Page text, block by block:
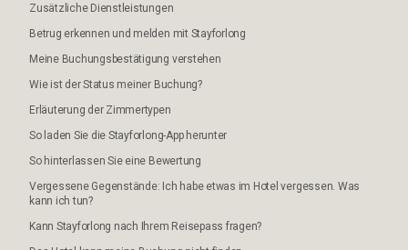
Zusätzliche Dienstleistungen
Betrug erkennen und melden mit Stayforlong
Meine Buchungsbestätigung verstehen
Wie ist der Status meiner Buchung?
Erläuterung der Zimmertypen
So laden Sie die Stayforlong-App herunter
So hinterlassen Sie eine Bewertung
Vergessene Gegenstände: Ich habe etwas im Hotel vergessen. Was
kann ich tun?
Kann Stayforlong nach Ihrem Reisepass fragen?